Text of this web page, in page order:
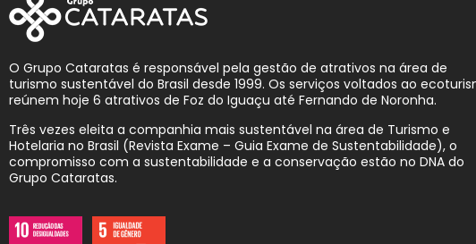
O Grupo Cataratas é responsável pela gestão de atrativos na área de
turismo sustentável do Brasil desde 1999. Os serviços voltados ao
reúnem hoje 6 atrativos de Foz do Iguaçu até Fernando de Noronha.
Três vezes eleita a companhia mais sustentável na área de Turismo e
Hotelaria no Brasil (Revista Exame – Guia Exame de Sustentabilidade), o
compromisso com a sustentabilidade e a conservação estão no DNA do
Grupo Cataratas.